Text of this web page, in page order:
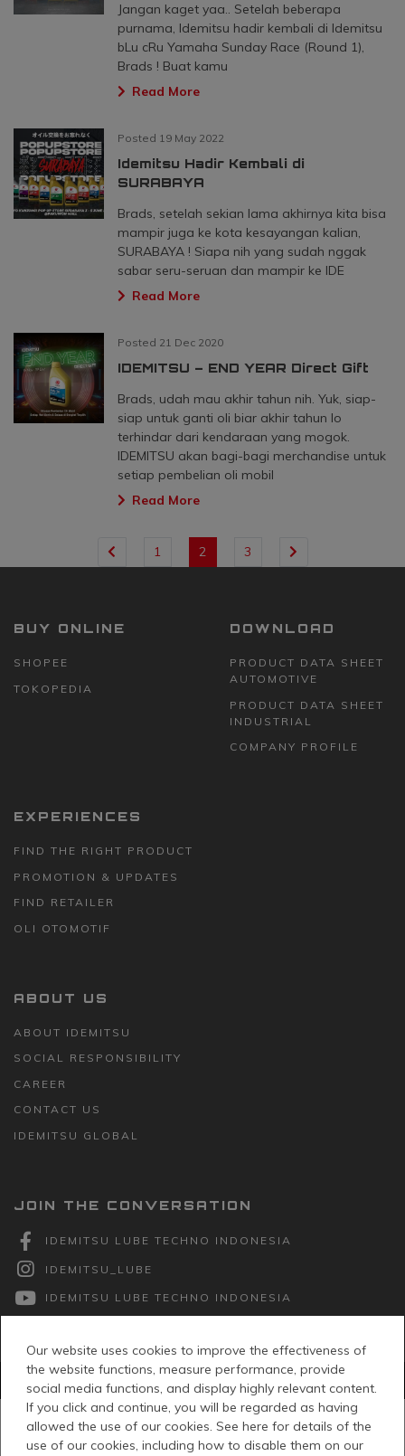
Jangan kaget yaa.. Setelah beberapa
purnama, Idemitsu hadir kembali di Idemitsu
bLu cRu Yamaha Sunday Race (Round 1),
Brads ! Buat kamu
Read More
Posted 19 May 2022
Idemitsu Hadir Kembali di
SURABAYA
Brads, setelah sekian lama akhirnya kita bisa
mampir juga ke kota kesayangan kalian,
SURABAYA ! Siapa nih yang sudah nggak
sabar seru-seruan dan mampir ke IDE
Read More
Posted 21 Dec 2020
IDEMITSU – END YEAR Direct Gift
Brads, udah mau akhir tahun nih. Yuk, siap-
siap untuk ganti oli biar akhir tahun lo
terhindar dari kendaraan yang mogok.
IDEMITSU akan bagi-bagi merchandise untuk
setiap pembelian oli mobil
Read More
1 2 3
Our website uses cookies to improve the effectiveness of
the website functions, measure performance, provide
social media functions, and display highly relevant content.
If you click and continue, you will be regarded as having
allowed the use of our cookies. See here for details of the
use of our cookies, including how to disable them on our
BUY ONLINE
SHOPEE
TOKOPEDIA
DOWNLOAD
PRODUCT DATA SHEET
AUTOMOTIVE
PRODUCT DATA SHEET
INDUSTRIAL
COMPANY PROFILE
EXPERIENCES
FIND THE RIGHT PRODUCT
PROMOTION & UPDATES
FIND RETAILER
OLI OTOMOTIF
ABOUT US
ABOUT IDEMITSU
SOCIAL RESPONSIBILITY
CAREER
CONTACT US
IDEMITSU GLOBAL
JOIN THE CONVERSATION
IDEMITSU LUBE TECHNO INDONESIA
IDEMITSU_LUBE
IDEMITSU LUBE TECHNO INDONESIA
© PT Idemitsu Lube Techno Indonesia 2026 - Kebijakan Privasi